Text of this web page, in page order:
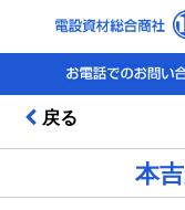
戻る
本